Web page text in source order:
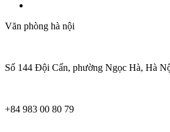
Văn phòng hà nội
Số 144 Đội Cấn, phường Ngọc Hà, Hà
+84 983 00 80 79